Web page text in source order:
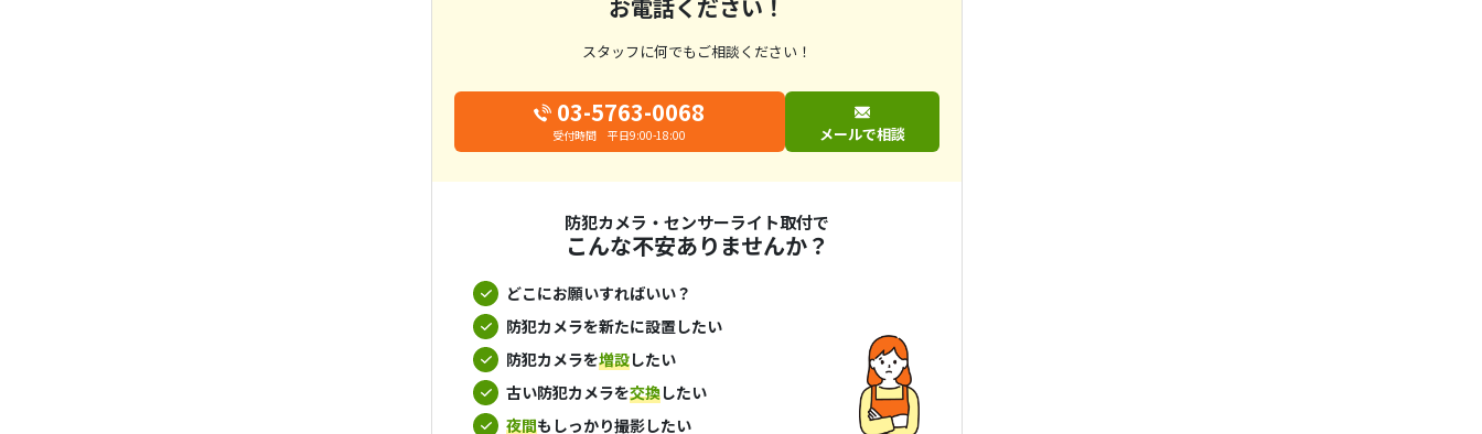
お電話ください！
スタッフに何でもご相談ください！
03-5763-0068
受付時間 平日9:00-18:00 メールで相談
防犯カメラ・センサーライト取付で
こんな不安ありませんか？
どこにお願いすればいい？
防犯カメラを新たに設置したい
防犯カメラを増設したい
古い防犯カメラを交換したい
夜間もしっかり撮影したい